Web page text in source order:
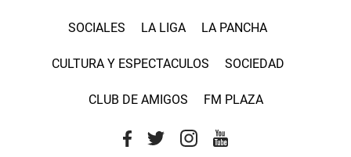
SOCIALES LA LIGA LA PANCHA
CULTURA Y ESPECTACULOS SOCIEDAD
CLUB DE AMIGOS FM PLAZA